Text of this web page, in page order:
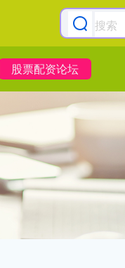
股票配资论坛